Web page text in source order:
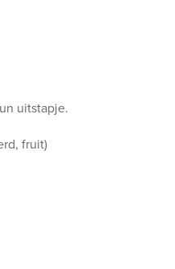
uitstapje.
fruit)